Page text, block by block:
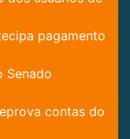
pagamento
Senado
contas do